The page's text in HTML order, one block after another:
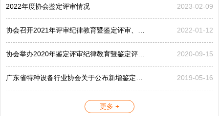
2022年度协会鉴定评审情况 2023-02-09
协会召开2021年评审纪律教育暨鉴定评审、考评工作会议 2022-01-12
协会举办2020年鉴定评审纪律教育暨鉴定评审工作会议 2020-09-15
广东省特种设备行业协会关于公布新增鉴定评审员的公告... 2019-05-16
更多 +